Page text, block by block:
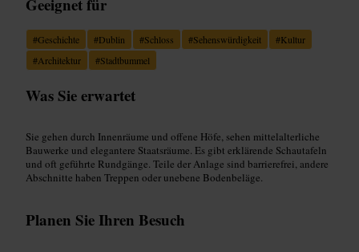
#Geschichte #Dublin #Schloss #Sehenswürdigkeit #Kultur
#Architektur #Stadtbummel
Was Sie erwartet
Sie gehen durch Innenräume und offene Höfe, sehen mittelalterliche
Bauwerke und elegantere Staatsräume. Es gibt erklärende Schautafeln
und oft geführte Rundgänge. Teile der Anlage sind barrierefrei, andere
Abschnitte haben Treppen oder unebene Bodenbeläge.
Planen Sie Ihren Besuch